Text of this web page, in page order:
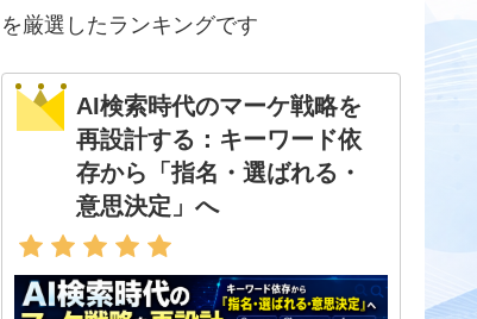
を厳選したランキングです
AI検索時代のマーケ戦略を
再設計する：キーワード依
存から「指名・選ばれる・
意思決定」へ